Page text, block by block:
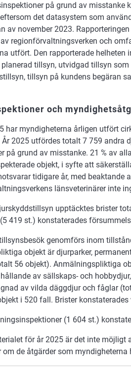
på grund av misstanke
det datasystem som
av november 2023.
regionförvaltningsverken och
utfört. Den rapporterade helheten
planerad tillsyn, utvidgad tillsyn
tillsyn på kundens begäran
och
har myndigheterna årligen utfört
2025 utfördes totalt 7 759 andra
på grund av misstanke. 21 % av
objekt, i syfte att
tidigare år, med beaktande
länsveterinärer inte
upptäcktes brister
419 st.) konstaterades
genomförs inom
objekt är djurparker,
56 objekt). Anmälningspliktiga
av sällskaps- och
av vilda däggdjur och fåglar
i 520 fall. Brister
(1 604 st.)
för år 2025 är det inte möjligt
om de åtgärder som myndigheterna